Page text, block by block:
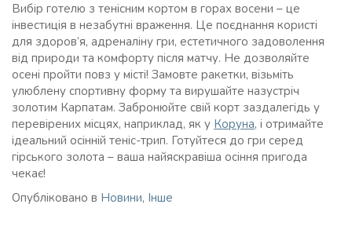
Вибір готелю з тенісним кортом в горах восени – це
інвестиція в незабутні враження. Це поєднання користі
для здоров’я, адреналіну гри, естетичного задоволення
від природи та комфорту після матчу. Не дозволяйте
осені пройти повз у місті! Замовте ракетки, візьміть
улюблену спортивну форму та вирушайте назустріч
золотим Карпатам. Забронюйте свій корт заздалегідь у
перевірених місцях, наприклад, як у Коруна, і отримайте
ідеальний осінній теніс-трип. Готуйтеся до гри серед
гірського золота – ваша найяскравіша осіння пригода
чекає!
Опубліковано в Новини, Інше